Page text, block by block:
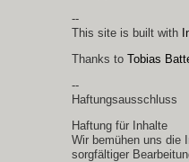
--
This site is built with
Thanks to Tobias
--
Haftungsausschluss
Haftung für Inhalte
Wir bemühen uns die
sorgfältiger